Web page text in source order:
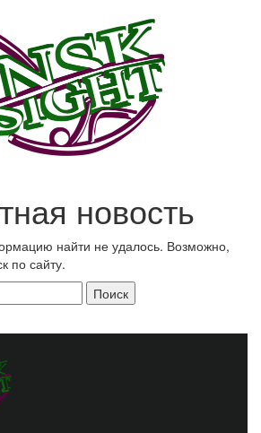
новость
найти не удалось. Возможно,
по сайту.